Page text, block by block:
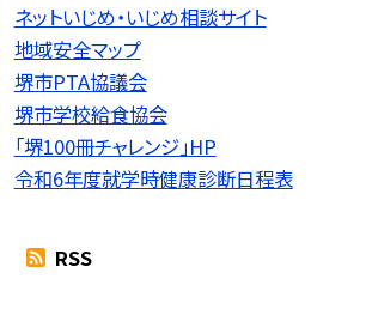
ネットいじめ・いじめ相談サイト
地域安全マップ
堺市PTA協議会
堺市学校給食協会
「堺100冊チャレンジ」HP
令和6年度就学時健康診断日程表
RSS